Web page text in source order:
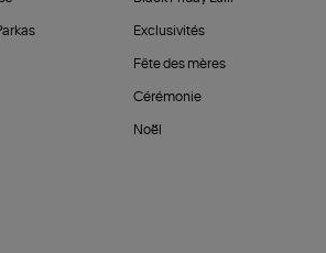
Exclusivités
Fête des mères
Cérémonie
Noël